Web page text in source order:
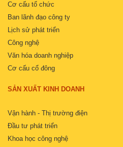
Cơ cấu tổ chức
Ban lãnh đạo công ty
Lịch sử phát triển
Công nghệ
Văn hóa doanh nghiệp
Cơ cấu cổ đông
SẢN XUẤT KINH DOANH
Vận hành - Thị trường điện
Đầu tư phát triển
Khoa học công nghệ